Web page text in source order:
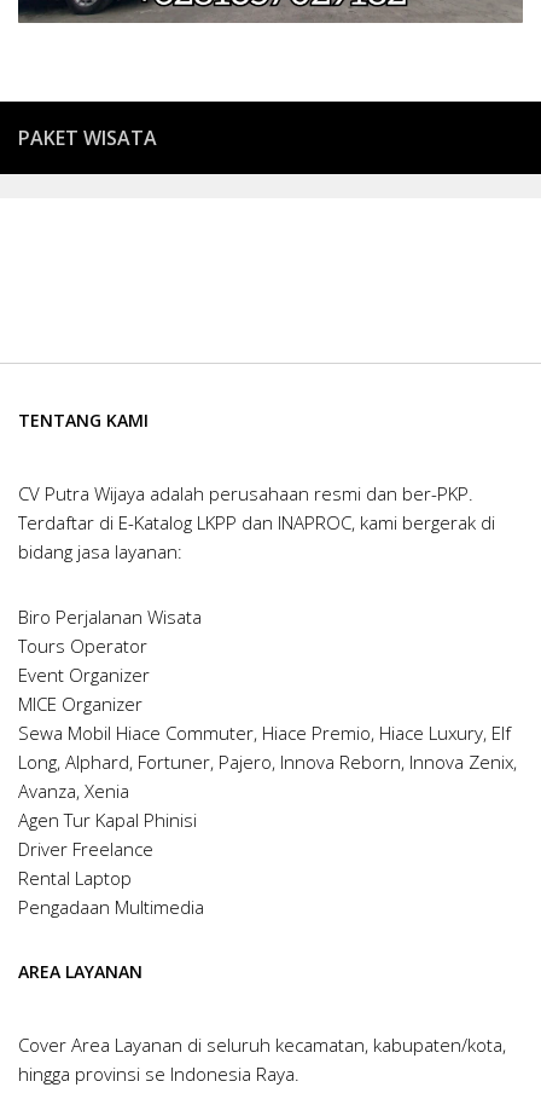
PAKET WISATA
TENTANG KAMI
CV Putra Wijaya adalah perusahaan resmi dan ber-PKP.
Terdaftar di E-Katalog LKPP dan INAPROC, kami bergerak di
bidang jasa layanan:
Biro Perjalanan Wisata
Tours Operator
Event Organizer
MICE Organizer
Sewa Mobil Hiace Commuter, Hiace Premio, Hiace Luxury, Elf
Long, Alphard, Fortuner, Pajero, Innova Reborn, Innova Zenix,
Avanza, Xenia
Agen Tur Kapal Phinisi
Driver Freelance
Rental Laptop
Pengadaan Multimedia
AREA LAYANAN
Cover Area Layanan di seluruh kecamatan, kabupaten/kota,
hingga provinsi se Indonesia Raya.